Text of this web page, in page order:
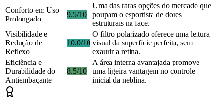
Conforto em Uso
Prolongado
9.5/10
Uma das raras opções do mercado que
poupam o esportista de dores
estruturais na face.
Visibilidade e
Redução de
Reflexo
10.0/10
O filtro polarizado oferece uma leitura
visual da superfície perfeita, sem
exaurir a retina.
Eficiência e
Durabilidade do
Antiembaçante
8.5/10
A área interna avantajada promove
uma ligeira vantagem no controle
inicial da neblina.